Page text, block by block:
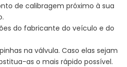
de calibragem próximo à sua
do fabricante do veículo e do
na válvula. Caso elas sejam
as o mais rápido possível.